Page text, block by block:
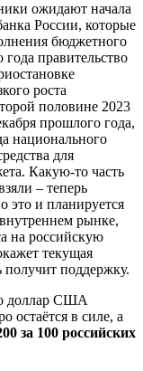
ожидают начала
России, которые
бюджетного
правительство
роста
половине 2023
прошлого года,
национального
для
Какую-то часть
– теперь
это и планируется
рынке,
на российскую
текущая
получит поддержку.
доллар США
остаётся в силе, а
за 100 российских